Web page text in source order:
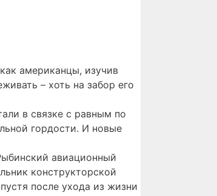
американцы, изучив
– хоть на забор его
в связке с равным по
гордости. И новые
авиационный
конструкторской
после ухода из жизни